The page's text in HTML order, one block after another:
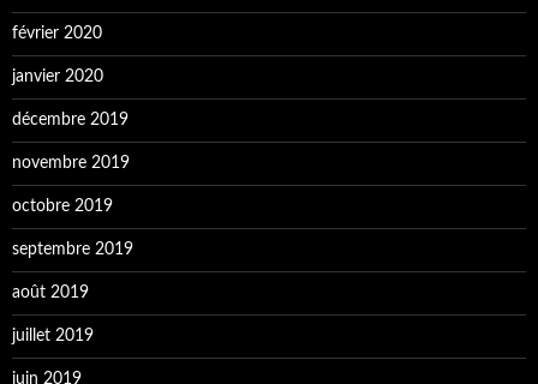
février 2020
janvier 2020
décembre 2019
novembre 2019
octobre 2019
septembre 2019
août 2019
juillet 2019
juin 2019